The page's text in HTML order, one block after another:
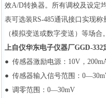
效A/D转换器。所有调校及设定
表可选装RS-485通讯接口实现
（模拟变送或数字变送）等场合
上自仪华东电子仪器厂GGD-
● 传感器激励电源：10V，
● 传感器输入信号范围：
● 调零范围：0—30mV